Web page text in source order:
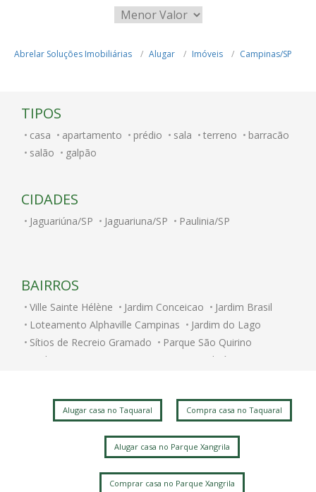
Abrelar Soluções Imobiliárias Alugar Imóveis Campinas/SP
TIPOS
casa apartamento prédio sala terreno
barracão
salão
galpão
CIDADES
Jaguariúna/SP Jaguariuna/SP Paulinia/SP
BAIRROS
Ville Sainte Hélène Jardim Conceicao
Jardim Brasil
Loteamento Alphaville Campinas
Jardim do Lago
Sítios de Recreio Gramado
Parque São Quirino
Jardim Itatinga
Cambuí
Jardim dos Oliveiras
Jardim do Trevo
Taquaral
Parque Xangrilá
Jardim Bom Retiro
Jardim Santa Genebra
Alugar casa no Taquaral Compra casa no Taquaral
Alugar casa no Parque Xangrila
Comprar casa no Parque Xangrila